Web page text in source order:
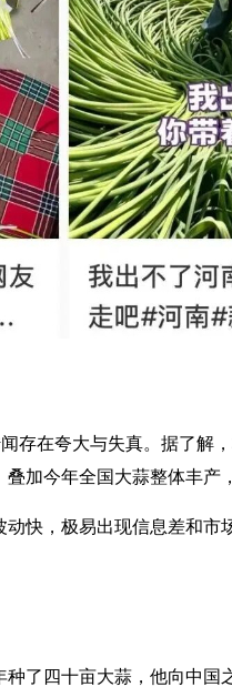
在夸大与失真。据了解
加今年全国大蒜整体丰产
，极易出现信息差和市
四十亩大蒜，他向中国